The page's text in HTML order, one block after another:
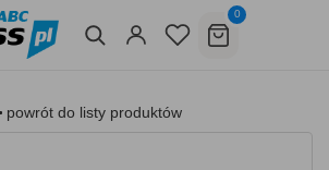
0
powrót do listy produktów